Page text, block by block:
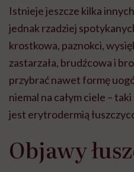
Istnieje jeszcze kilka
jednak rzadziej
krostkowa, paznokci,
zastarzała, brudźcowa i
przybrać nawet formę
niemal na całym ciele –
jest erytrodermią
Objawy